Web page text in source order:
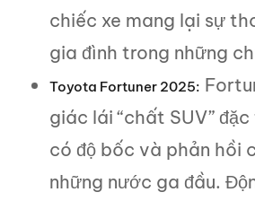
chiếc xe mang lại sự
gia đình trong những
Toyota Fortuner 2025:
giác lái “chất SUV”
có độ bốc và phản hồi
những nước ga đầu.